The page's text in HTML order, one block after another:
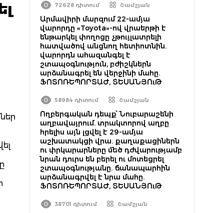
72628 դիտում Շամշյան
Արմավիրի մարզում 22-ամյա
վարորդը «Toyota»-ով վրաերթի է
ենթարկել փողոցը չթույլատրելի
հատվածով անցնող հետիոտնին.
վարորդն ահազանգել է
շտապօգնություն, բժիշկներն
արձանագրել են վերջինի մահը.
ՖՈՏՈՌԵՊՈՐՏԱԺ, ՏԵՍԱՆՅՈւԹ
58984 դիտում Շամշյան
Ողբերգական դեպք՝ Նուբարաշենի
աղբավայրում. տրակտորով աղբը
հրելիս այն լցվել է 29-ամյա
աշխատակցի վրա. քաղաքացիներն
ու փրկարարները մեծ դժվարությամբ
նրան դուրս են բերել ու մոտեցրել
շտապօգնությանը. ճանապարհին
արձանագրվել է նրա մահը.
ՖՈՏՈՌԵՊՈՐՏԱԺ, ՏԵՍԱՆՅՈւԹ
38701 դիտում Շամշյան